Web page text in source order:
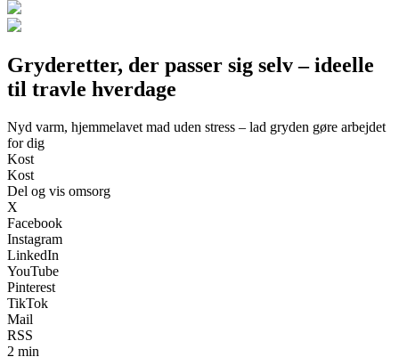
Gryderetter, der passer sig selv – ideelle
til travle hverdage
Nyd varm, hjemmelavet mad uden stress – lad gryden gøre arbejdet
for dig
Kost
Kost
Del og vis omsorg
X
Facebook
Instagram
LinkedIn
YouTube
Pinterest
TikTok
Mail
RSS
2 min